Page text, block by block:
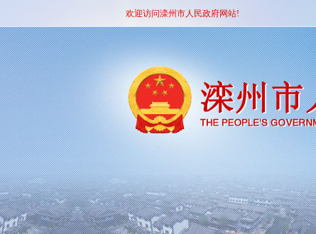
欢迎访问滦州市人民政府网站!